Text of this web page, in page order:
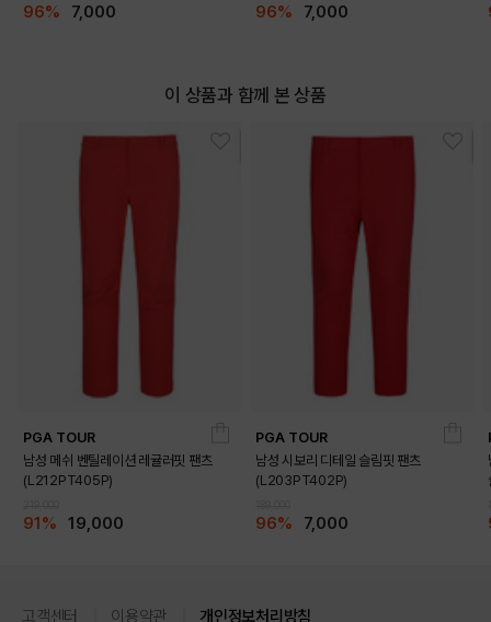
96% 7,000 96% 7,000
이 상품과 함께 본 상품
PGA TOUR
남성 메쉬 벤틸레이션 레귤러핏 팬츠
(L212PT405P)
91% 19,000
PGA TOUR
남성 시보리 디테일 슬림핏 팬츠
(L203PT402P)
96% 7,000
고객센터 이용약관 개인정보처리방침